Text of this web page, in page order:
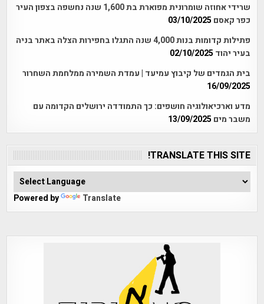
שרידי אחוזה שומרונית מפוארת בת 1,600 שנה נחשפה בצפון העיר
כפר קאסם 03/10/2025
פתילות קדומות בנות 4,000 שנה התגלו בחפירות הצלה באתר בניה
בעיר יהוד 02/10/2025
בית הגמדים של קיבוץ עמיעד | עמדת השמירה ממלחמת השחרור
16/09/2025
מדע וארכיאולוגיה חושפים: כך התמודדה ירושלים הקדומה עם
משבר מים 13/09/2025
TRANSLATE THIS SITE!
Powered by Translate